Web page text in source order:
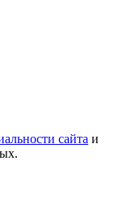
сайта и